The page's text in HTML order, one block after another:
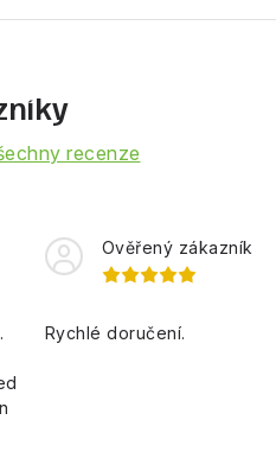
recenze
Ověřený zákazník
Rychlé doručení.